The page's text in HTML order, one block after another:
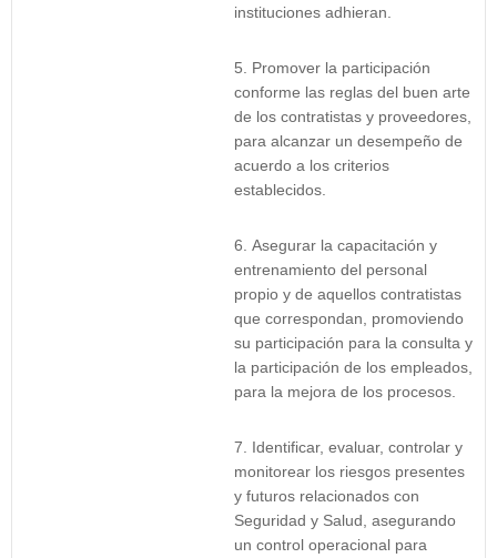
instituciones adhieran.
Promover la participación
conforme las reglas del buen arte
de los contratistas y proveedores,
para alcanzar un desempeño de
acuerdo a los criterios
establecidos.
Asegurar la capacitación y
entrenamiento del personal
propio y de aquellos contratistas
que correspondan, promoviendo
su participación para la consulta y
la participación de los empleados,
para la mejora de los procesos.
Identificar, evaluar, controlar y
monitorear los riesgos presentes
y futuros relacionados con
Seguridad y Salud, asegurando
un control operacional para